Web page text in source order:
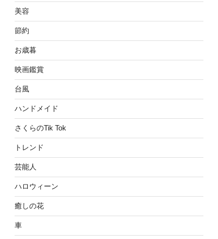
美容
節約
お歳暮
映画鑑賞
台風
ハンドメイド
さくらのTik Tok
トレンド
芸能人
ハロウィーン
癒しの花
車